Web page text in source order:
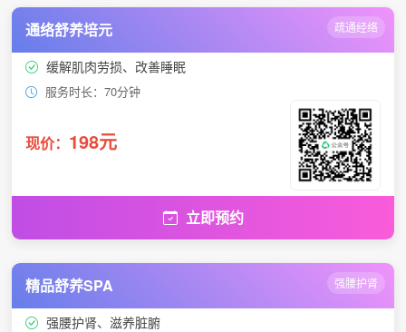
通络舒养培元 疏通经络
缓解肌肉劳损、改善睡眠
服务时长：70分钟
现价： 198元
立即预约
精品舒养SPA 强腰护肾
强腰护肾、滋养脏腑